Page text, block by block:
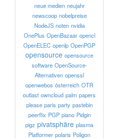
neue medien neujahr
newscoop nobelpreise
NodeJS noten nvidia
OnePlus OpenBazaar opencl
OpenELEC openlp OpenPGP
opensource opensource
software OpenSource-
Alternativen openssl
openwebos österreich OTR
outlast owncloud palm papers
please paris party pastebin
peerflix PGP piano Pidgin
pigz pivatsphäre plasma
Platformer polaris Poligon